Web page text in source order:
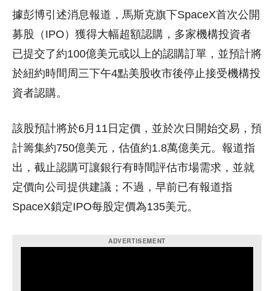
據彭博引述消息報道，馬斯克旗下SpaceX首次公開
募股（IPO）獲得大幅超額認購，多家機構投資者
已提交了約100億美元或以上的認購訂單，並預計將
於紐約時間周三下午4點美股收市後停止接受機構投
資者認購。
該股預計將於6月11日定價，並於次日開始交易，預
計籌集約750億美元，估值約1.8萬億美元。報道指
出，截止認購可讓銀行有時間評估市場需求，並就
定價向公司提供建議；不過，早前已有報道指
SpaceX鎖定IPO每股定價為135美元。